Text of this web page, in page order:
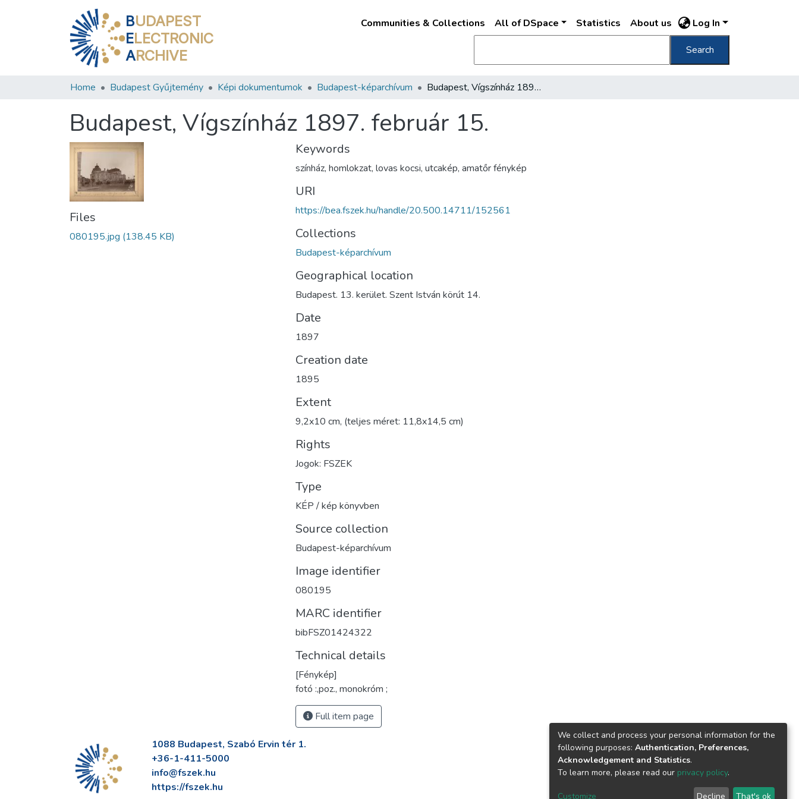
BUDAPEST
ELECTRONIC
ARCHIVE
Communities & Collections All of DSpace Statistics About us Log In
Search
Home Budapest Gyűjtemény Képi dokumentumok Budapest-képarchívum Budapest, Vígszínház 1897. február 15.
Budapest, Vígszínház 1897. február 15.
Files
080195.jpg (138.45 KB)
Keywords
színház, homlokzat, lovas kocsi, utcakép, amatőr fénykép
URI
https://bea.fszek.hu/handle/20.500.14711/152561
Collections
Budapest-képarchívum
Geographical location
Budapest. 13. kerület. Szent István körút 14.
Date
1897
Creation date
1895
Extent
9,2x10 cm, (teljes méret: 11,8x14,5 cm)
Rights
Jogok: FSZEK
Type
KÉP / kép könyvben
Source collection
Budapest-képarchívum
Image identifier
080195
MARC identifier
bibFSZ01424322
Technical details
[Fénykép]
fotó :,poz., monokróm ;
Full item page
1088 Budapest, Szabó Ervin tér 1.
+36-1-411-5000
info@fszek.hu
https://fszek.hu
We collect and process your personal information for the
following purposes: Authentication, Preferences,
Acknowledgement and Statistics.
To learn more, please read our privacy policy.
Customize Decline That's ok